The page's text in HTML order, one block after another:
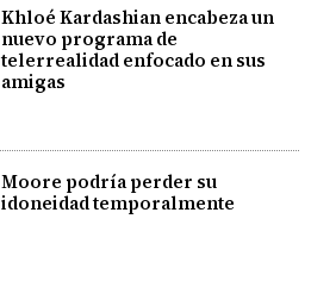
Khloé Kardashian encabeza un
nuevo programa de
telerrealidad enfocado en sus
amigas
Moore podría perder su
idoneidad temporalmente